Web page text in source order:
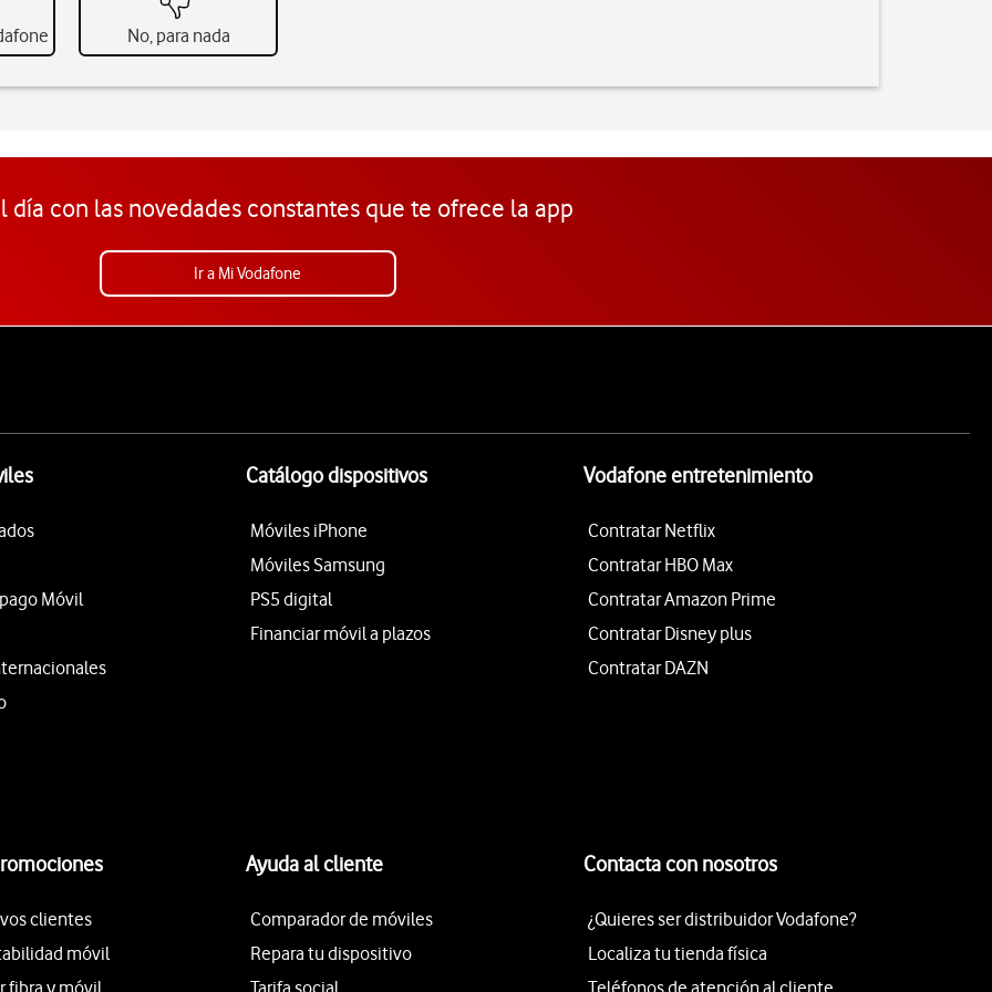
No, para nada
día con las novedades constantes que te ofrece la app
Ir a Mi Vodafone
Móvil
Catálogo dispositivos
Móviles iPhone
Móviles Samsung
PS5 digital
Financiar móvil a plazos
Vodafone entretenimiento
Contratar Netflix
Contratar HBO Max
Contratar Amazon Prime
Contratar Disney plus
Contratar DAZN
clientes
móvil
fibra y móvil
Ayuda al cliente
Comparador de móviles
Repara tu dispositivo
Tarifa social
Contacta con nosotros
¿Quieres ser distribuidor Vodafone?
Localiza tu tienda física
Teléfonos de atención al cliente